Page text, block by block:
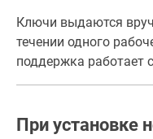
Ключи выдаются
течении одного
поддержка работает
При установке